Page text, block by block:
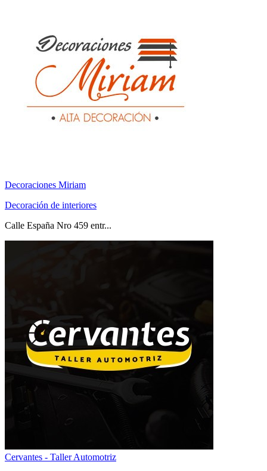
Decoraciones Miriam
Decoración de interiores
Calle España Nro 459 entr...
Cervantes - Taller Automotriz